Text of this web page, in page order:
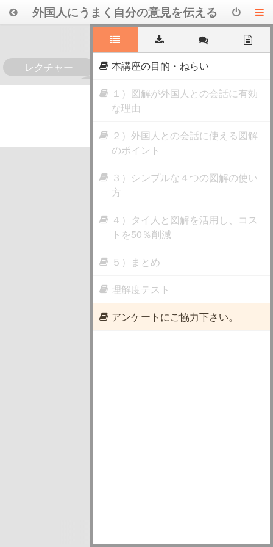
外国人にうまく自分の意見を伝える
〈図解〉活用術
レクチャー
0
本講座の目的・ねらい
１）図解が外国人との会話に有効
な理由
２）外国人との会話に使える図解
のポイント
３）シンプルな４つの図解の使い
方
４）タイ人と図解を活用し、コス
トを50％削減
５）まとめ
理解度テスト
アンケートにご協力下さい。